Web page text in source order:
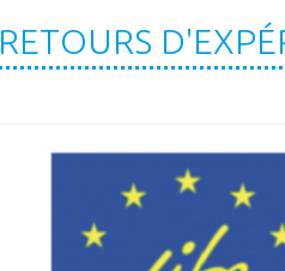
RETOURS